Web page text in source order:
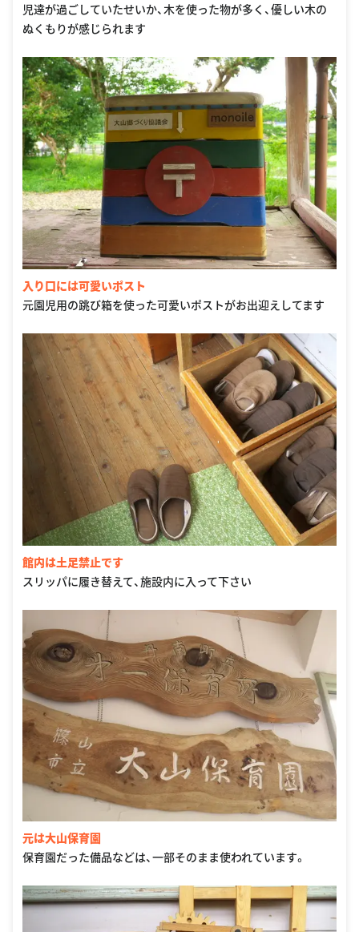
児達が過ごしていたせいか、木を使った物が多く、優しい木の
ぬくもりが感じられます
入り口には可愛いポスト
元園児用の跳び箱を使った可愛いポストがお出迎えしてます
館内は土足禁止です
スリッパに履き替えて、施設内に入って下さい
元は大山保育園
保育園だった備品などは、一部そのまま使われています。